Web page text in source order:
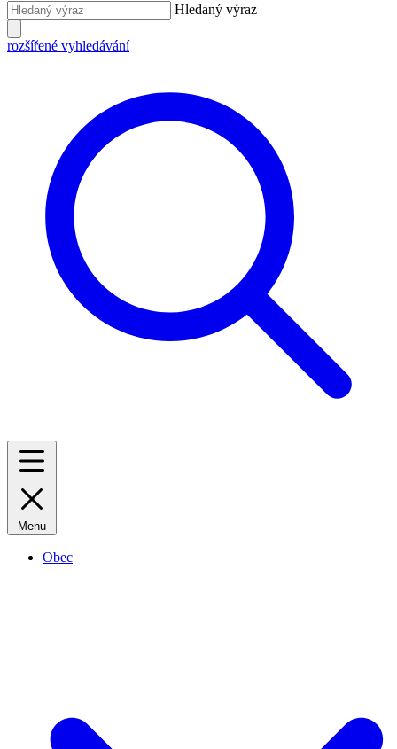
Hledaný výraz
rozšířené vyhledávání
Menu
Obec